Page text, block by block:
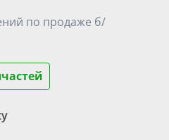
по продаже б/